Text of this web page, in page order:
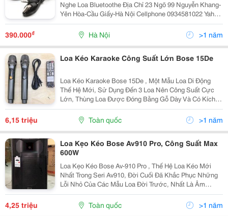
Nghe Loa Bluetoothe Địa Chỉ 23 Ngõ 99 Nguyễn Khang-
Yên Hòa-Cầu Giấy-Hà Nội Cellphone 0934581022 Yahoo
Khohangvietnam 390.000 Vnđ
390.000₫ Hà Nội >1 năm
Loa Kéo Karaoke Công Suất Lớn Bose 15De
Loa Kéo Karaoke Bose 15De , Một Mẫu Loa Di Động
Thế Hệ Mới, Sử Dụng Đến 3 Loa Nên Công Suất Cực
Lớn, Thùng Loa Được Đóng Bằng Gỗ Dày Và Có Kích
Thước Chiều Ngang Khoảng Gần 45Cm ( Nên Gọi
Chung Là Loa 4.5 Tấc) , Do Có Đầy Đủ Bass-Middle-
Treble Nên...
6,15 triệu Toàn quốc >1 năm
Loa Kẹo Kéo Bose Av910 Pro, Công Suất Max
600W
Loa Kẹo Kéo Bose Av-910 Pro , Thế Hệ Loa Kéo Mới
Nhất Trong Seri Av910, Đời Cuối Đã Khắc Phục Những
Lỗi Nhỏ Của Các Mẫu Loa Đời Trước, Nhất Là Âm
Thanh Được Hoàn Thiện Hơn, Nghe Nhạc Đã Hơn, Hát
Karaoke Hay Hơn Nhưng Giá Lại Không Hề Tăng Mà
Còn Rất
4,25 triệu Toàn quốc >1 năm